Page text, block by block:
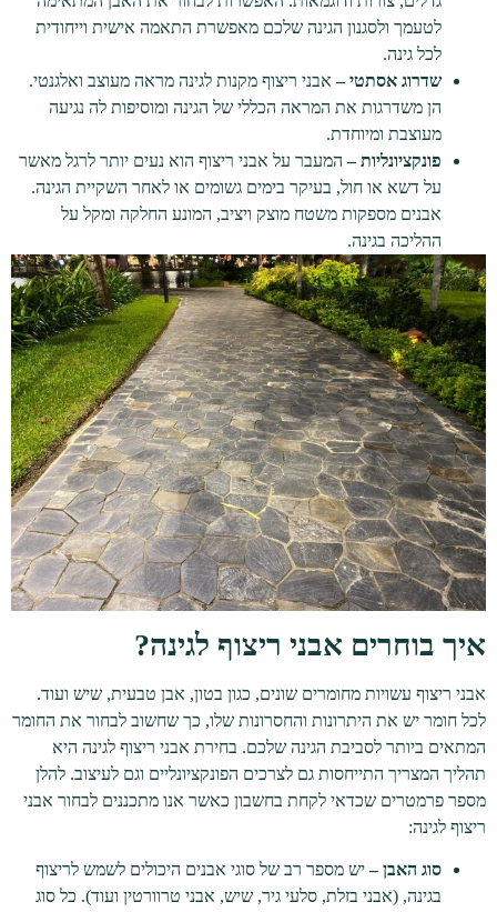
לטעמך ולסגנון הגינה שלכם מאפשרת התאמה אישית וייחודית
לכל גינה.
שדרוג אסתטי –אבני ריצוף מקנות לגינה מראה מעוצב ואלגנטי.
הן משדרגות את המראה הכללי של הגינה ומוסיפות לה נגיעה
מעוצבת ומיוחדת.
פונקציונליות –המעבר על אבני ריצוף הוא נעים יותר לרגל מאשר
על דשא או חול, בעיקר בימים גשומים או לאחר השקיית הגינה.
אבנים מספקות משטח מוצק ויציב, המונע החלקה ומקל על
ההליכה בגינה.
איך בוחרים אבני ריצוף לגינה?
אבני ריצוף עשויות מחומרים שונים, כגון בטון, אבן טבעית, שיש ועוד.
לכל חומר יש את היתרונות והחסרונות שלו, כך שחשוב לבחור את החומר
המתאים ביותר לסביבת הגינה שלכם. בחירת אבני ריצוף לגינה היא
תהליך המצריך התייחסות גם לצרכים הפונקציונליים וגם לעיצוב. להלן
מספר פרמטרים שכדאי לקחת בחשבון כאשר אנו מתכננים לבחור אבני
ריצוף לגינה:
סוג האבן –יש מספר רב של סוגי אבנים היכולים לשמש לריצוף
בגינה, (אבני בזלת, סלעי גיר, שיש, אבני טרוורטין ועוד). כל סוג